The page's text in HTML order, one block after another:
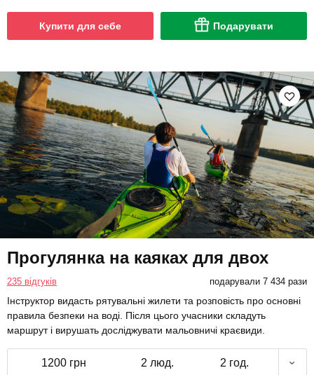
Купити для себе Подарувати
Прогулянка на каяках для двох
235 відгуків подарували 7 434 рази
Інструктор видасть рятувальні жилети та розповість про основні
правила безпеки на воді. Після цього учасники складуть
маршрут і вирушать досліджувати мальовничі краєвиди.
1200 грн 2 люд. 2 год.